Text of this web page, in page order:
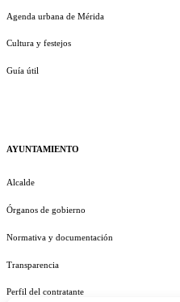
Agenda urbana de Mérida
Cultura y festejos
Guía útil
AYUNTAMIENTO
Alcalde
Órganos de gobierno
Normativa y documentación
Transparencia
Perfil del contratante